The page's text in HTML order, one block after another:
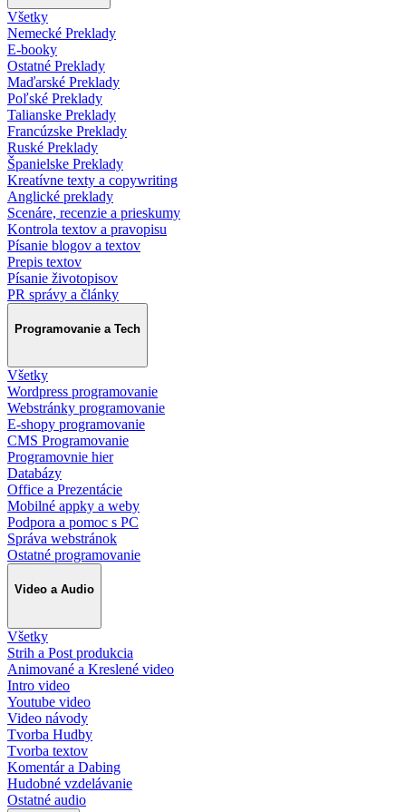
Všetky
Nemecké Preklady
E-booky
Ostatné Preklady
Maďarské Preklady
Poľské Preklady
Talianske Preklady
Francúzske Preklady
Ruské Preklady
Španielske Preklady
Kreatívne texty a copywriting
Anglické preklady
Scenáre, recenzie a prieskumy
Kontrola textov a pravopisu
Písanie blogov a textov
Prepis textov
Písanie životopisov
PR správy a články
Programovanie a Tech
Všetky
Wordpress programovanie
Webstránky programovanie
E-shopy programovanie
CMS Programovanie
Programovnie hier
Databázy
Office a Prezentácie
Mobilné appky a weby
Podpora a pomoc s PC
Správa webstránok
Ostatné programovanie
Video a Audio
Všetky
Strih a Post produkcia
Animované a Kreslené video
Intro video
Youtube video
Video návody
Tvorba Hudby
Tvorba textov
Komentár a Dabing
Hudobné vzdelávanie
Ostatné audio